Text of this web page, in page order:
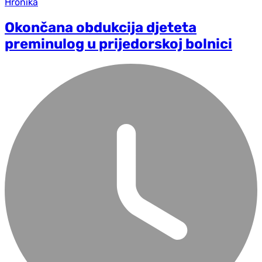
Okončana obdukcija djeteta
preminulog u prijedorskoj bolnici